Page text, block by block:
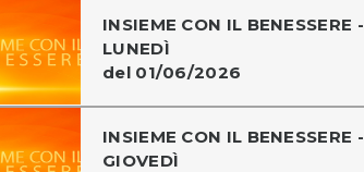
INSIEME CON IL BENESSERE -
LUNEDÌ
del 01/06/2026
INSIEME CON IL BENESSERE -
GIOVEDÌ